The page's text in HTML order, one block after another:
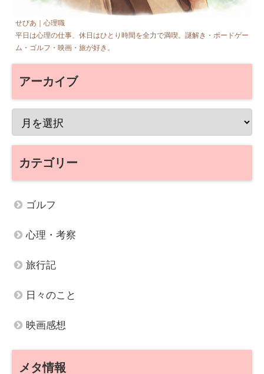
せぴあ｜心理職
平日は心理の仕事、休日はひとり時間を全力で満喫。謎解き・ボードゲー
ム・ゴルフ・映画・旅が好き。
アーカイブ
カテゴリー
ゴルフ
心理・考察
旅行記
日々のこと
映画感想
メタ情報